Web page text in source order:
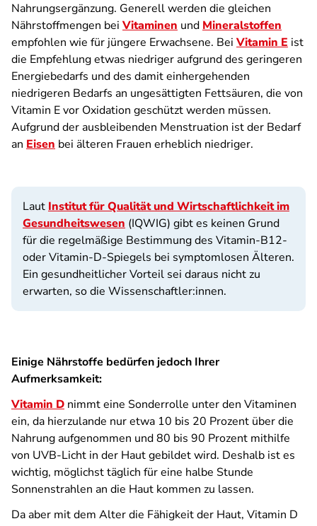
Nahrungsergänzung. Generell werden die gleichen
Nährstoffmengen bei Vitaminen und Mineralstoffen
empfohlen wie für jüngere Erwachsene. Bei Vitamin E ist
die Empfehlung etwas niedriger aufgrund des geringeren
Energiebedarfs und des damit einhergehenden
niedrigeren Bedarfs an ungesättigten Fettsäuren, die von
Vitamin E vor Oxidation geschützt werden müssen.
Aufgrund der ausbleibenden Menstruation ist der Bedarf
an Eisen bei älteren Frauen erheblich niedriger.
Laut Institut für Qualität und Wirtschaftlichkeit im
Gesundheitswesen (IQWIG) gibt es keinen Grund
für die regelmäßige Bestimmung des Vitamin-B12-
oder Vitamin-D-Spiegels bei symptomlosen Älteren.
Ein gesundheitlicher Vorteil sei daraus nicht zu
erwarten, so die Wissenschaftler:innen.
Einige Nährstoffe bedürfen jedoch Ihrer
Aufmerksamkeit:
Vitamin D nimmt eine Sonderrolle unter den Vitaminen
ein, da hierzulande nur etwa 10 bis 20 Prozent über die
Nahrung aufgenommen und 80 bis 90 Prozent mithilfe
von UVB-Licht in der Haut gebildet wird. Deshalb ist es
wichtig, möglichst täglich für eine halbe Stunde
Sonnenstrahlen an die Haut kommen zu lassen.
Da aber mit dem Alter die Fähigkeit der Haut, Vitamin D